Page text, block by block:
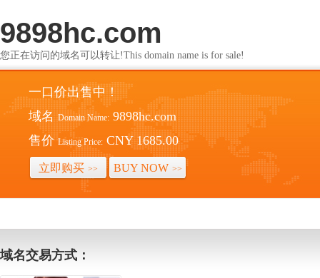
9898hc.com
您正在访问的域名可以转让!This domain name is for sale!
一口价出售中！
域名 Domain Name: 9898hc.com
售价 Listing Price: CNY 1685.00
立即购买 >> BUY NOW >>
域名交易方式：